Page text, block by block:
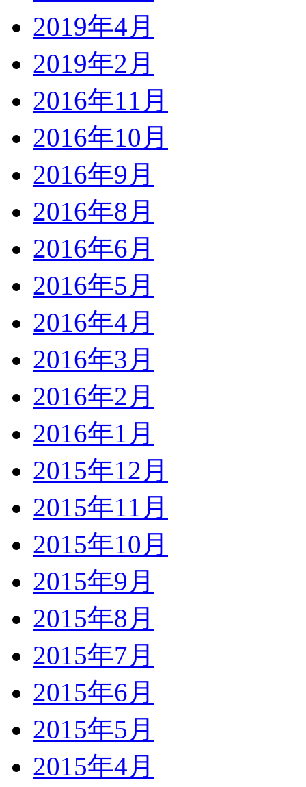
2019年4月
2019年2月
2016年11月
2016年10月
2016年9月
2016年8月
2016年6月
2016年5月
2016年4月
2016年3月
2016年2月
2016年1月
2015年12月
2015年11月
2015年10月
2015年9月
2015年8月
2015年7月
2015年6月
2015年5月
2015年4月